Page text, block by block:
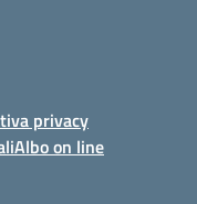
privacy
Albo on line